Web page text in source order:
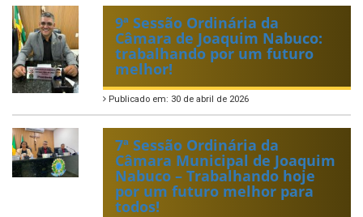
9ª Sessão Ordinária da
Câmara de Joaquim Nabuco:
trabalhando por um futuro
melhor!
Publicado em: 30 de abril de 2026
7ª Sessão Ordinária da
Câmara Municipal de Joaquim
Nabuco – Trabalhando hoje
por um futuro melhor para
todos!